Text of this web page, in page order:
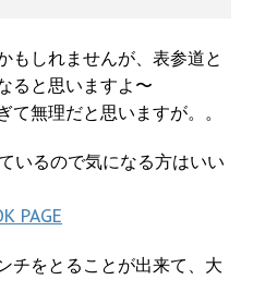
もしれませんが、表参道と
ると思いますよ〜
て無理だと思いますが。。
いるので気になる方はいい
PAGE
チをとることが出来て、大